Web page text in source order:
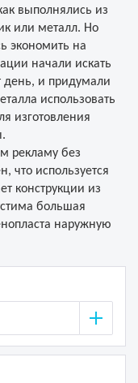
выполнялись из
или металл. Но
экономить на
начали искать
день, и придумали
использовать
изготовления
рекламу без
что используется
конструкции из
большая
наружную